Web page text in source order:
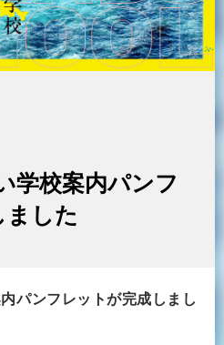
学校案内パンフ
ました
パンフレットが完成しまし